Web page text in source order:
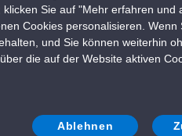
und Arbeit
und jeden Moment der
Sie auf "Mehr erfahren und
Cookies personalisieren. Wenn
und Sie können weiterhin
die auf der Website aktiven
Ablehnen